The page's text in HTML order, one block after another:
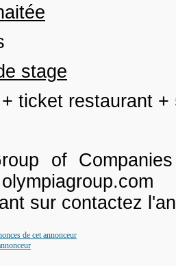
stage
ticket restaurant +
of
sur contactez
de cet annonceur